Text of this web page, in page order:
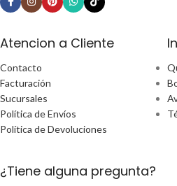
Atencion a Cliente
Contacto
Facturación
Sucursales
Política de Envíos
Política de Devoluciones
¿Tiene alguna pregunta?